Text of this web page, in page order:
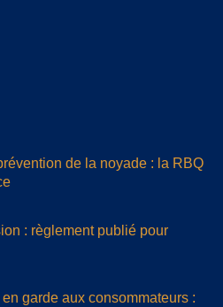
de la noyade : la RBQ
: règlement publié pour
garde aux consommateurs :